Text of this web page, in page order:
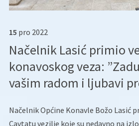
15 pro 2022
Načelnik Lasić primio
konavoskog veza:
vašim radom i ljubavi
Načelnik Općine Konavle Božo Lasić
Cavtatu vezilje koje su nedavno na